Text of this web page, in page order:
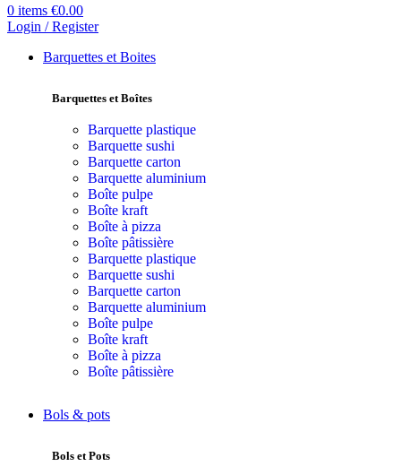
0 items €0.00
Login / Register
Barquettes et Boites
Barquettes et Boîtes
Barquette plastique
Barquette sushi
Barquette carton
Barquette aluminium
Boîte pulpe
Boîte kraft
Boîte à pizza
Boîte pâtissière
Barquette plastique
Barquette sushi
Barquette carton
Barquette aluminium
Boîte pulpe
Boîte kraft
Boîte à pizza
Boîte pâtissière
Bols & pots
Bols et Pots